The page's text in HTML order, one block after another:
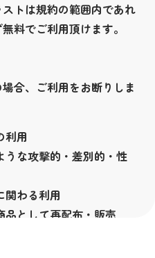
トは規約の範囲内であれ
料でご利用頂けます。
合、ご利用をお断りしま
利用
うな攻撃的・差別的・性
関わる利用
品として再配布・販売